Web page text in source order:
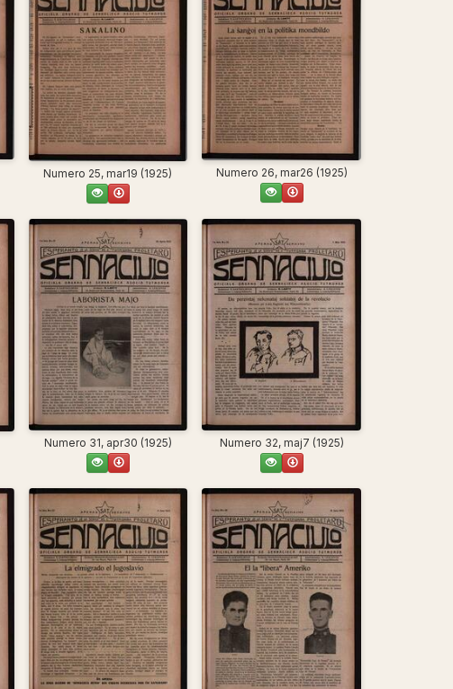
Numero 25, mar19 (1925) Numero 26, mar26 (1925)
Numero 31, apr30 (1925) Numero 32, maj7 (1925)